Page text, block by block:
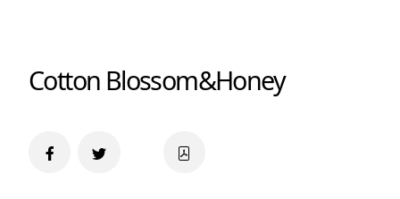
Cotton Blossom&Honey